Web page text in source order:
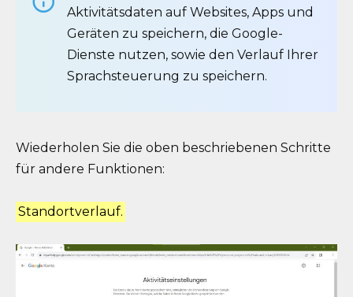
Aktivitätsdaten auf Websites, Apps und
Geräten zu speichern, die Google-
Dienste nutzen, sowie den Verlauf Ihrer
Sprachsteuerung zu speichern.
Wiederholen Sie die oben beschriebenen Schritte
für andere Funktionen:
Standortverlauf.